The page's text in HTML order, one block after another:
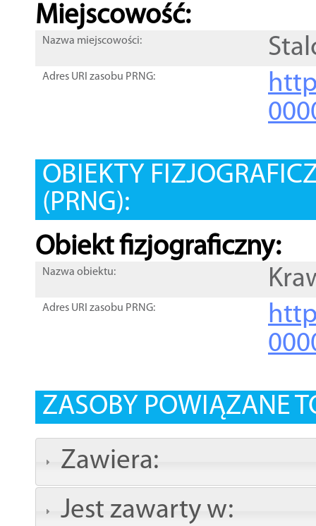
Miejscowość:
Nazwa miejscowości:
Adres URI zasobu PRNG:
OBIEKTY
(PRNG):
Obiekt fizjograficzny:
Nazwa obiektu:
Adres URI zasobu PRNG:
ZASOBY POWIĄZANE
Zawiera:
Jest zawarty w: